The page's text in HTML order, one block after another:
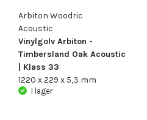
Arbiton Woodric
Acoustic
Vinylgolv Arbiton -
Timbersland Oak Acoustic
| Klass 33
1220 x 229 x 5,3 mm
I lager